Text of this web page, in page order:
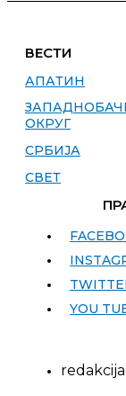
ВЕСТИ
АПАТИН
ОКРУГ
СРБИЈА
СВЕТ
YOU